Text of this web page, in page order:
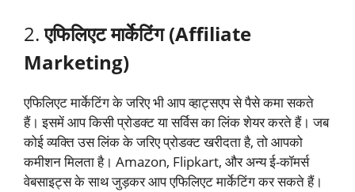
2.एफिलिएट मार्केटिंग (Affiliate
Marketing)
एफिलिएट मार्केटिंग के जरिए भी आप व्हाट्सएप से पैसे कमा सकते
हैं। इसमें आप किसी प्रोडक्ट या सर्विस का लिंक शेयर करते हैं। जब
कोई व्यक्ति उस लिंक के जरिए प्रोडक्ट खरीदता है, तो आपको
कमीशन मिलता है। Amazon, Flipkart, और अन्य ई-कॉमर्स
वेबसाइट्स के साथ जुड़कर आप एफिलिएट मार्केटिंग कर सकते हैं।